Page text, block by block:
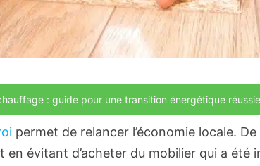
: guide pour une transition énergétique réussie
permet de relancer l’économie locale.
évitant d’acheter du mobilier qui a été